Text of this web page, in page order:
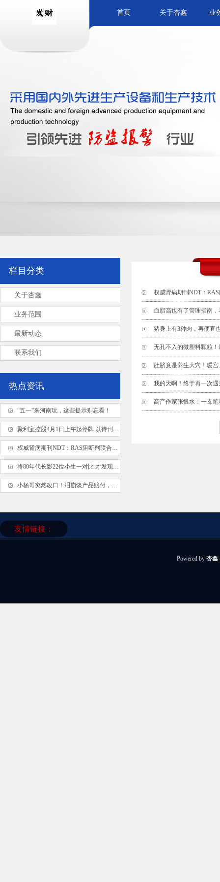
首页 关于杏鑫 业
权威肾病期刊NDT：
血脂高也有了管理指南
猪身上有3种肉，再便宜
无孔不入的微塑料颗粒
肚脐竟是养生大穴！暖
我的天啊！终于再一次
高产作家张恨水：一支
栏目分类
关于杏鑫
业务范围
最新动态
联系我们
热点资讯
“五一”来河南玩，这些提示别忘看！
聚利宝控股4月1日上午起停牌 以待刊发2024年业绩
权威肾病期刊NDT：RAS阻断剂联合鱼油，尿蛋白下降幅度更大，更易转阴
将80年代长影22位小生一对比 才发现刘晓庆前夫真帅 迟志强演技真棒
小杨哥突然改口！泪崩谈产品赔付，绝口不提沫沫，大杨哥表情亮了
友情链接：
Powered by 杏鑫